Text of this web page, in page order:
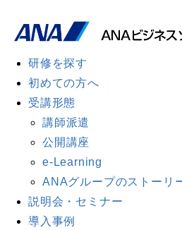
研修を探す
初めての方へ
受講形態
講師派遣
公開講座
e-Learning
ANAグループのストーリ
説明会・セミナー
導入事例